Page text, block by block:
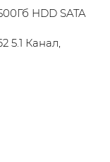
HDD SATA
Канал,